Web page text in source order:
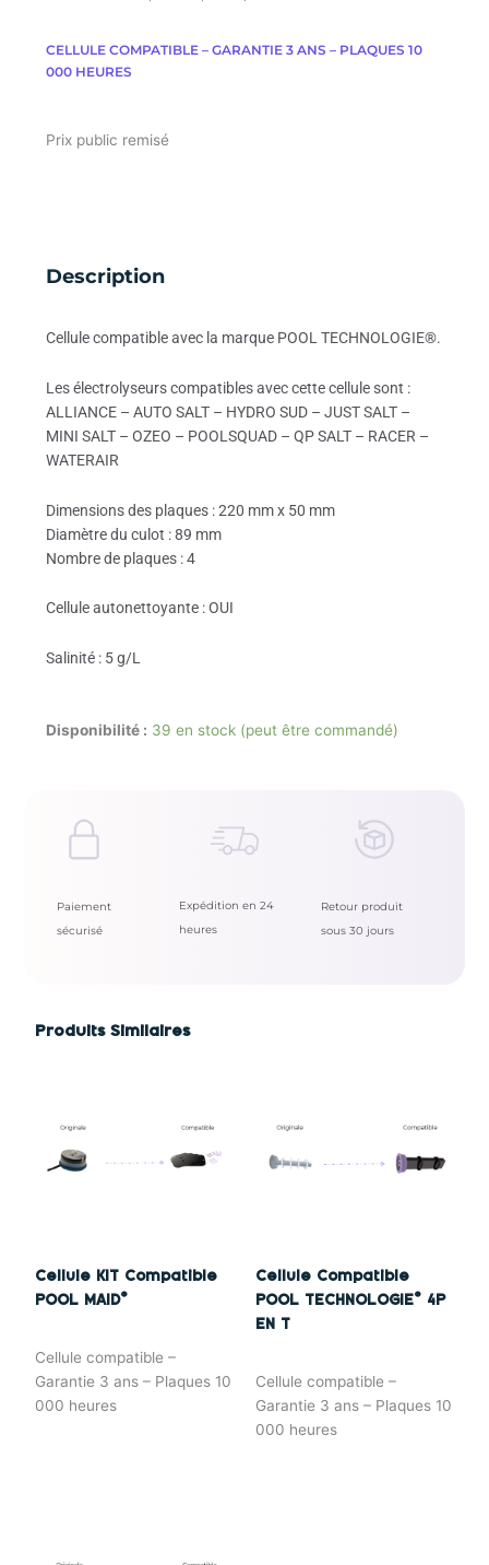
CELLULE COMPATIBLE – GARANTIE 3 ANS – PLAQUES 10
000 HEURES
Prix public remisé
Description
Cellule compatible avec la marque POOL TECHNOLOGIE®.
Les électrolyseurs compatibles avec cette cellule sont :
ALLIANCE – AUTO SALT – HYDRO SUD – JUST SALT –
MINI SALT – OZEO – POOLSQUAD – QP SALT – RACER –
WATERAIR
Dimensions des plaques : 220 mm x 50 mm
Diamètre du culot : 89 mm
Nombre de plaques : 4
Cellule autonettoyante : OUI
Salinité : 5 g/L
Disponibilité : 39 en stock (peut être commandé)
Paiement
sécurisé
Expédition en 24
heures
Retour produit
sous 30 jours
Produits Similaires
Cellule KIT Compatible
POOL MAID®
Cellule compatible –
Garantie 3 ans – Plaques 10
000 heures
Cellule Compatible
POOL TECHNOLOGIE® 4P
EN T
Cellule compatible –
Garantie 3 ans – Plaques 10
000 heures